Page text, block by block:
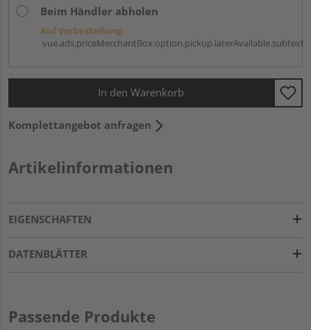
Beim Händler abholen
Auf Vorbestellung:
vue.ads.priceMerchantBox.option.pickup.laterAvailable.subtext
In den Warenkorb
Komplettangebot anfragen
Artikelinformationen
EIGENSCHAFTEN
DATENBLÄTTER
Passende Produkte